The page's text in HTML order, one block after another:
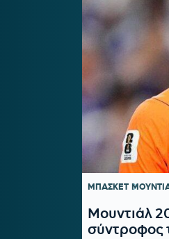
ΜΠΑΣΚΕΤ
Μουντιάλ
σύντροφος